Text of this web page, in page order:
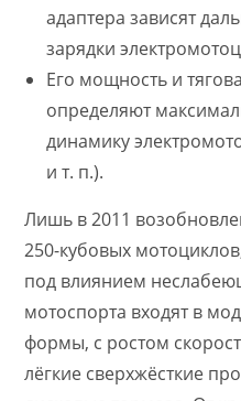
адаптера зависят
зарядки
Его мощность и
определяют
динамику
и т. п.).
Лишь в 2011
250-кубовых
под влиянием
мотоспорта входят в
формы, с ростом
лёгкие сверхжёсткие